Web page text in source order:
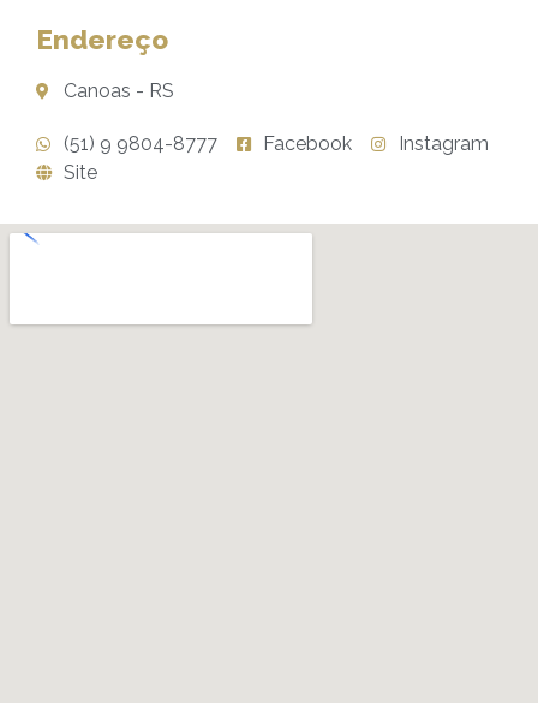
Endereço
Canoas - RS
(51) 9 9804-8777 Facebook
Instagram
Site